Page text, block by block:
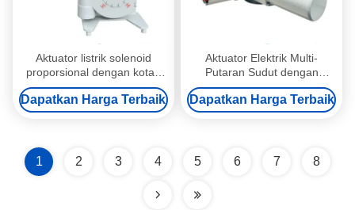
Aktuator listrik solenoid
proporsional dengan kotak
gir cacing dan konstruksi
paduan aluminium
Dapatkan Harga Terbaik
Aktuator Elektrik Multi-
Putaran Sudut dengan
Kontrol Modulasi dan
Override Manual untuk
Otomatisasi Katup
Dapatkan Harga Terbaik
1 2 3 4 5 6 7 8